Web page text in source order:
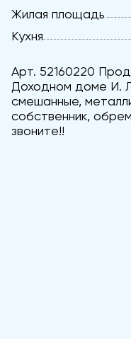
Жилая площадь
Кухня
Арт. 52160220
Доходном доме И.
смешанные,
собственник,
звоните!!